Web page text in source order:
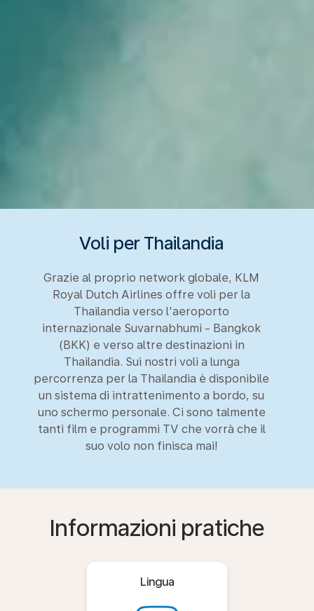
Voli per Thailandia
Grazie al proprio network globale, KLM
Royal Dutch Airlines offre voli per la
Thailandia verso l'aeroporto
internazionale Suvarnabhumi - Bangkok
(BKK) e verso altre destinazioni in
Thailandia. Sui nostri voli a lunga
percorrenza per la Thailandia è disponibile
un sistema di intrattenimento a bordo, su
uno schermo personale. Ci sono talmente
tanti film e programmi TV che vorrà che il
suo volo non finisca mai!
Informazioni pratiche
Lingua